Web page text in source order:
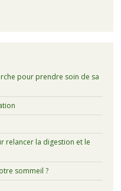
pour prendre soin de sa
relancer la digestion et le
sommeil ?